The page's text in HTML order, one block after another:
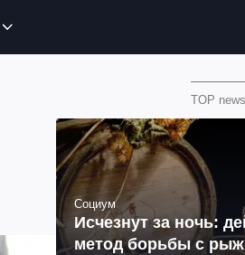
TOP news
Социум
Исчезнут за ночь:
метод борьбы с